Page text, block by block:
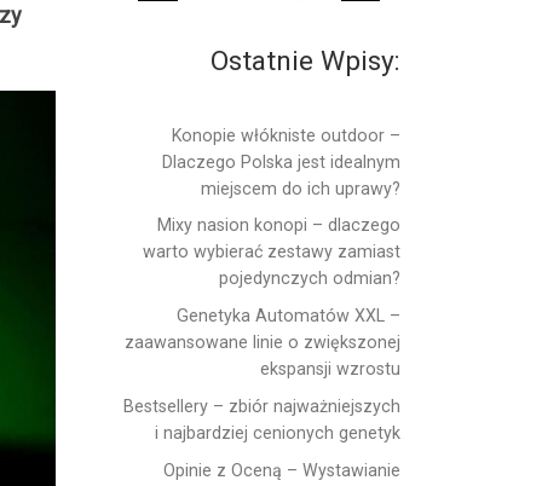
Ostatnie Wpisy:
Konopie włókniste outdoor –
Dlaczego Polska jest idealnym
miejscem do ich uprawy?
Mixy nasion konopi – dlaczego
warto wybierać zestawy zamiast
pojedynczych odmian?
Genetyka Automatów XXL –
zaawansowane linie o zwiększonej
ekspansji wzrostu
Bestsellery – zbiór najważniejszych
i najbardziej cenionych genetyk
Opinie z Oceną – Wystawianie